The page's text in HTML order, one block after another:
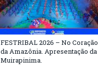
FESTRIBAL 2026 – No Coração
da Amazônia. Apresentação da
Muirapinima.